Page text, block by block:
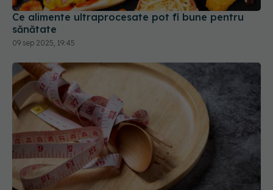
Ce alimente ultraprocesate pot fi bune pentru
sănătate
09 sep 2025, 19:45